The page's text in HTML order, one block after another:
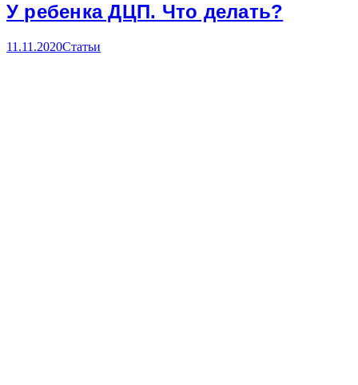
У ребенка ДЦП. Что делать?
11.11.2020Статьи